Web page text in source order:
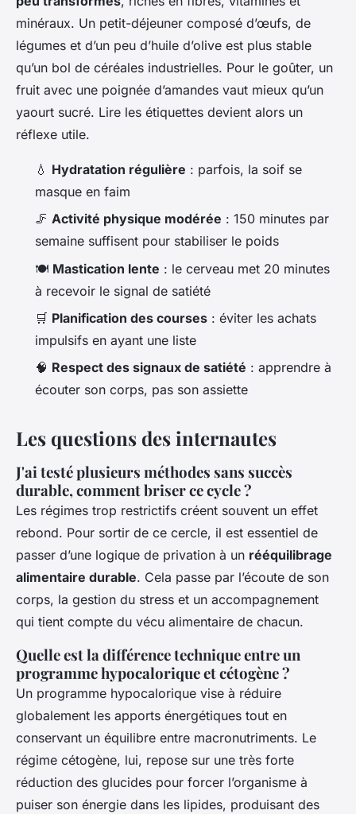
minéraux. Un petit-déjeuner composé d’œufs, de
légumes et d’un peu d’huile d’olive est plus stable
qu’un bol de céréales industrielles. Pour le goûter, un
fruit avec une poignée d’amandes vaut mieux qu’un
yaourt sucré. Lire les étiquettes devient alors un
réflexe utile.
💧 Hydratation régulière : parfois, la soif se
masque en faim
🦵 Activité physique modérée : 150 minutes par
semaine suffisent pour stabiliser le poids
🍽️ Mastication lente : le cerveau met 20 minutes
à recevoir le signal de satiété
🛒 Planification des courses : éviter les achats
impulsifs en ayant une liste
🧠 Respect des signaux de satiété : apprendre à
écouter son corps, pas son assiette
Les questions des internautes
J'ai testé plusieurs méthodes sans succès
durable, comment briser ce cycle ?
Les régimes trop restrictifs créent souvent un effet
rebond. Pour sortir de ce cercle, il est essentiel de
passer d’une logique de privation à un rééquilibrage
alimentaire durable. Cela passe par l’écoute de son
corps, la gestion du stress et un accompagnement
qui tient compte du vécu alimentaire de chacun.
Quelle est la différence technique entre un
programme hypocalorique et cétogène ?
Un programme hypocalorique vise à réduire
globalement les apports énergétiques tout en
conservant un équilibre entre macronutriments. Le
régime cétogène, lui, repose sur une très forte
réduction des glucides pour forcer l’organisme à
puiser son énergie dans les lipides, produisant des